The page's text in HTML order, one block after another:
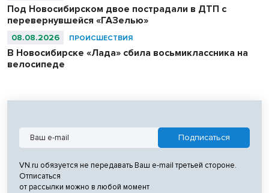
Под Новосибирском двое пострадали в ДТП с
перевернувшейся «ГАЗелью»
08.08.2026 ПРОИСШЕСТВИЯ
В Новосибирске «Лада» сбила восьмиклассника на
велосипеде
VN.ru обязуется не передавать Ваш e-mail третьей стороне.
Отписаться
от рассылки можно в любой момент